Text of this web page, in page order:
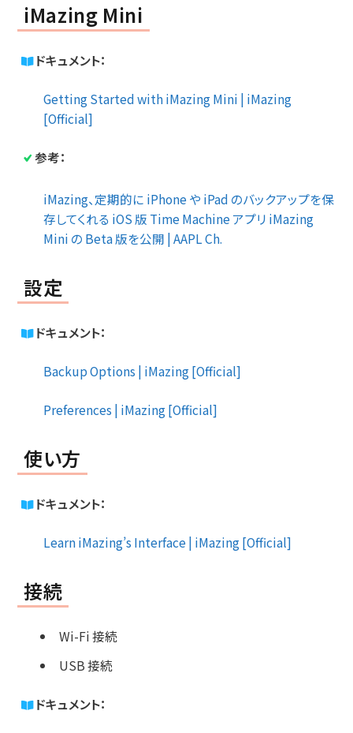
iMazing Mini
ドキュメント：
Getting Started with iMazing Mini | iMazing
[Official]
参考：
iMazing、定期的に iPhone や iPad のバックアップを保
存してくれる iOS 版 Time Machine アプリ iMazing
Mini の Beta 版を公開 | AAPL Ch.
設定
ドキュメント：
Backup Options | iMazing [Official]
Preferences | iMazing [Official]
使い方
ドキュメント：
Learn iMazing’s Interface | iMazing [Official]
接続
Wi-Fi 接続
USB 接続
ドキュメント：